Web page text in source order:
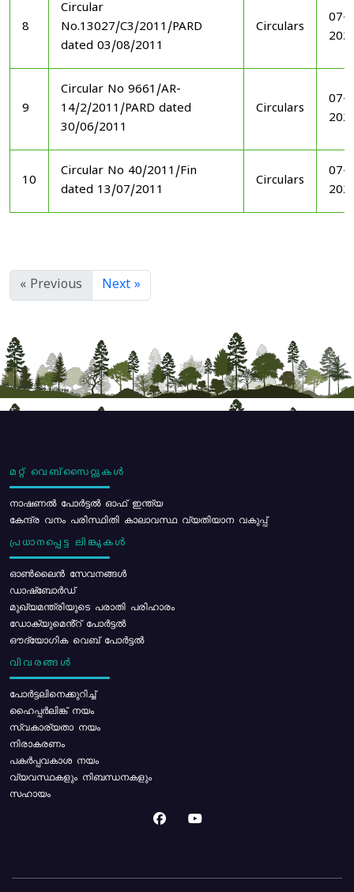
8
Circular
No.13027/C3/2011/PARD
dated 03/08/2011
Circulars
07-
9
Circular No 9661/AR-
14/2/2011/PARD dated
30/06/2011
Circulars
07-
10
Circular No 40/2011/Fin
dated 13/07/2011
Circulars
07-
« Previous Next »
മറ്റ് വെബ്സൈറ്റുകൾ
നാഷണൽ പോർട്ടൽ ഓഫ് ഇന്ത്യ
കേന്ദ്ര വനം പരിസ്ഥിതി കാലാവസ്ഥ വ്യതിയാന വകുപ്പ്
പ്രധാനപ്പെട്ട ലിങ്കുകൾ
ഓൺലൈൻ സേവനങ്ങൾ
ഡാഷ്ബോർഡ്
മുഖ്യമന്ത്രിയുടെ പരാതി പരിഹാരം
ഡോക്യുമെൻ്റ് പോർട്ടൽ
ഔദ്യോഗിക വെബ് പോർട്ടൽ
വിവരങ്ങൾ
പോര്‍ട്ടലിനെക്കുറിച്ച്
ഹൈപ്പർലിങ്ക് നയം
സ്വകാര്യതാ നയം
നിരാകരണം
പകർപ്പവകാശ നയം
വ്യവസ്ഥകളും നിബന്ധനകളും
സഹായം